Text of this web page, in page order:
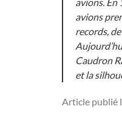
avions
records,
Caudron
et la
Article publié